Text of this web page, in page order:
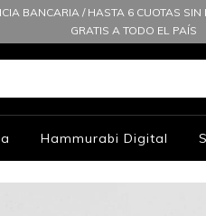
BANCARIA / HASTA 6 CUOTAS
GRATIS A TODO EL PAÍS
Hammurabi Digital